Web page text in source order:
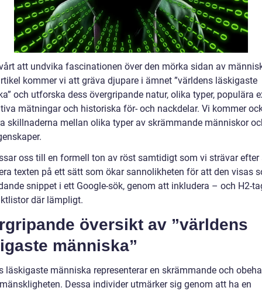
att undvika fascinationen över den mörka sidan av
kommer vi att gräva djupare i ämnet ”världens läskigaste
och utforska dess övergripande natur, olika typer, populära
mätningar och historiska för- och nackdelar. Vi kommer
skillnaderna mellan olika typer av skrämmande människor
oss till en formell ton av röst samtidigt som vi strävar efter
texten på ett sätt som ökar sannolikheten för att den visas
snippet i ett Google-sök, genom att inkludera – och H2-
där lämpligt.
översikt av ”världens
människa”
läskigaste människa representerar en skrämmande och
Dessa individer utmärker sig genom att ha en